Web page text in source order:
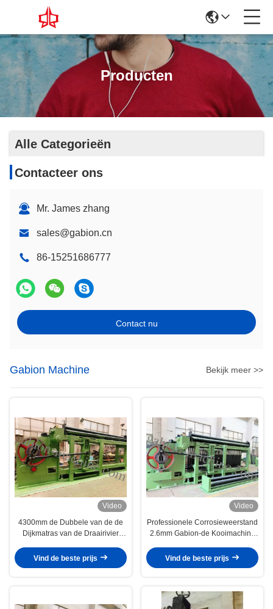
Producten
Alle Categorieën
Contacteer ons
Mr. James zhang
sales@gabion.cn
86-15251686777
Contact nu
Gabion Machine Bekijk meer >>
Video
4300mm de Dubbele van de de
Dijkmatras van de Draairivier
Vind de beste prijs
Video
Professionele Corrosieweerstand
2.6mm Gabion-de Kooimachine
Vind de beste prijs